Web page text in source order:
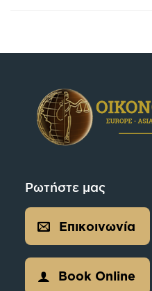
Ρωτήστε μας
Επικοινωνία
Book Online